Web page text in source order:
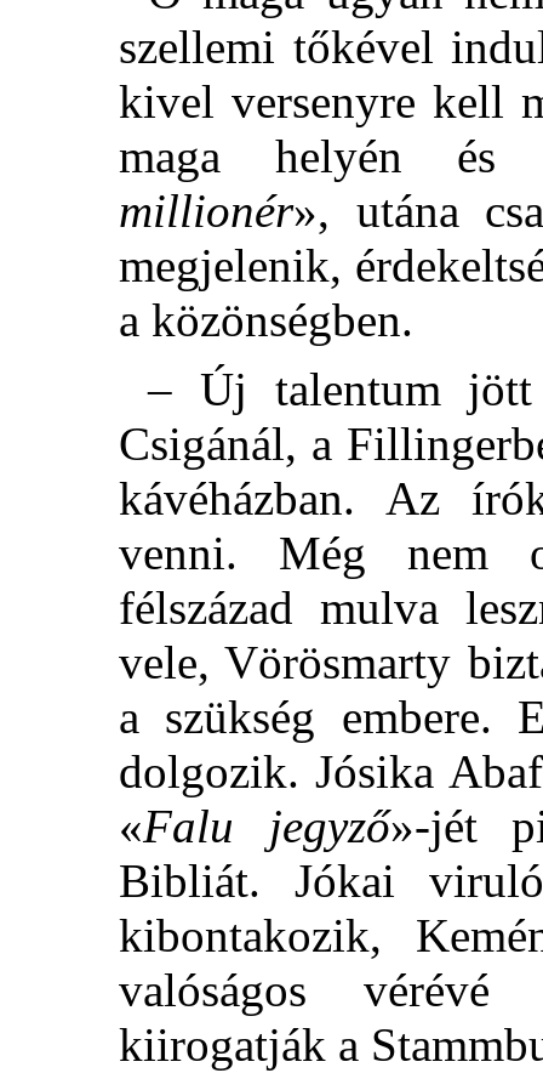
szellemi tőkével
kivel versenyre kell
maga helyén
millionér», utána
megjelenik,
a közönségben.
– Új talentum
Csigánál, a
kávéházban. Az
venni. Még nem
félszázad mulva
vele, Vörösmarty
a szükség embere.
dolgozik. Jósika
«Falu jegyző»-jét
Bibliát. Jókai
kibontakozik,
valóságos
kiirogatják a